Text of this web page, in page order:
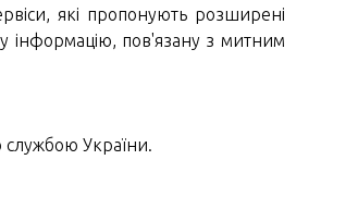
які пропонують розширені
інформацію, пов'язану з митним
службою України.